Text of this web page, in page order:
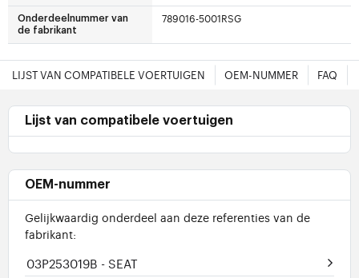
Onderdeelnummer van
de fabrikant
789016-5001RSG
LIJST VAN COMPATIBELE VOERTUIGEN OEM-NUMMER FAQ
Lijst van compatibele voertuigen
OEM-nummer
Gelijkwaardig onderdeel aan deze referenties van de
fabrikant:
03P253019B - SEAT